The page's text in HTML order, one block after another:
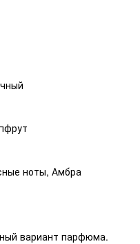
ноты, Амбра
вариант парфюма.